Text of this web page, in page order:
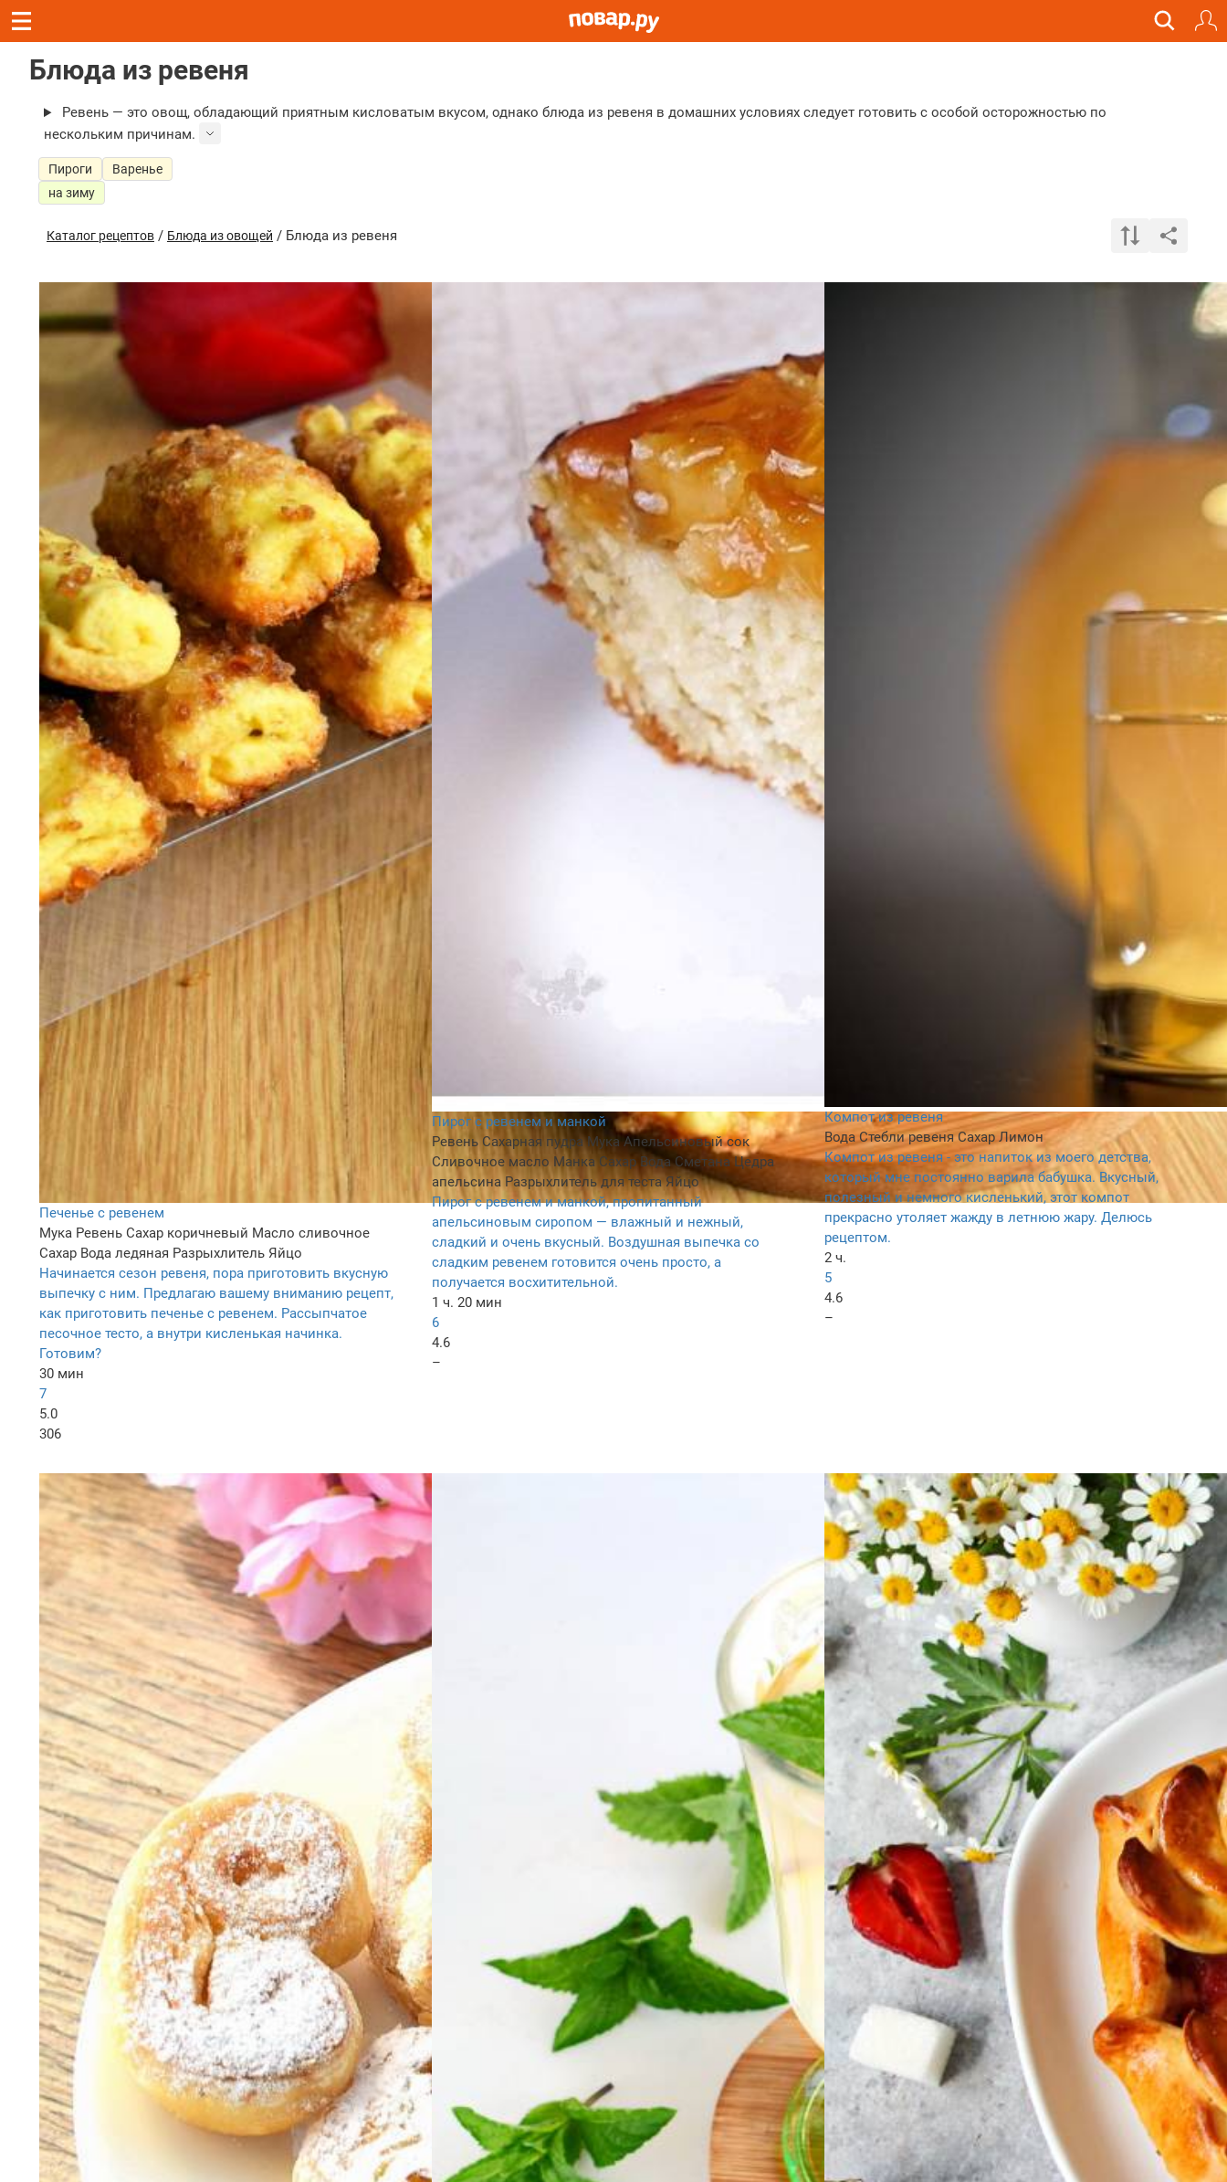
Блюда из ревеня
Ревень — это овощ, обладающий приятным кисловатым вкусом, однако блюда из ревеня в домашних условиях следует готовить с особой осторожностью по
нескольким причинам.
Пироги
Варенье
на зиму
Каталог рецептов / Блюда из овощей / Блюда из ревеня
Печенье с ревенем
Мука Ревень Сахар коричневый Масло сливочное
Сахар Вода ледяная Разрыхлитель Яйцо
Начинается сезон ревеня, пора приготовить вкусную
выпечку с ним. Предлагаю вашему вниманию рецепт,
как приготовить печенье с ревенем. Рассыпчатое
песочное тесто, а внутри кисленькая начинка.
Готовим?
30 мин
7
5.0
306
Пирог с ревенем и манкой
Ревень Сахарная пудра Мука Апельсиновый сок
Сливочное масло Манка Сахар Вода Сметана Цедра
апельсина Разрыхлитель для теста Яйцо
Пирог с ревенем и манкой, пропитанный
апельсиновым сиропом — влажный и нежный,
сладкий и очень вкусный. Воздушная выпечка со
сладким ревенем готовится очень просто, а
получается восхитительной.
1 ч. 20 мин
6
4.6
–
Компот из ревеня
Вода Стебли ревеня Сахар Лимон
Компот из ревеня - это напиток из моего детства,
который мне постоянно варила бабушка. Вкусный,
полезный и немного кисленький, этот компот
прекрасно утоляет жажду в летнюю жару. Делюсь
рецептом.
2 ч.
5
4.6
–